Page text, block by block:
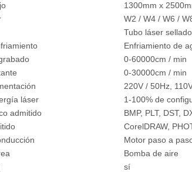
1300mm x
W2 / W4 / W6 /
Tubo láser
Enfriamiento de
0-60000cm / min
0-30000cm / min
220V / 50Hz,
láser
1-100% de
admitido
BMP, PLT, DST,
CorelDRAW,
Motor paso a
Bomba de aire
sí